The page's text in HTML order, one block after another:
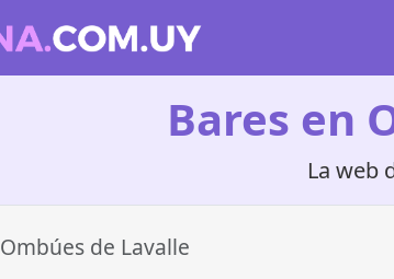
Bares en
La web
Ombúes de Lavalle